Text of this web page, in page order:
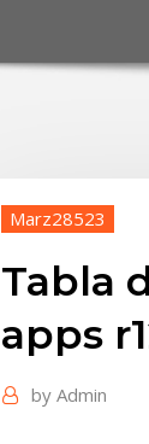
Marz28523
Tabla
apps
by Admin